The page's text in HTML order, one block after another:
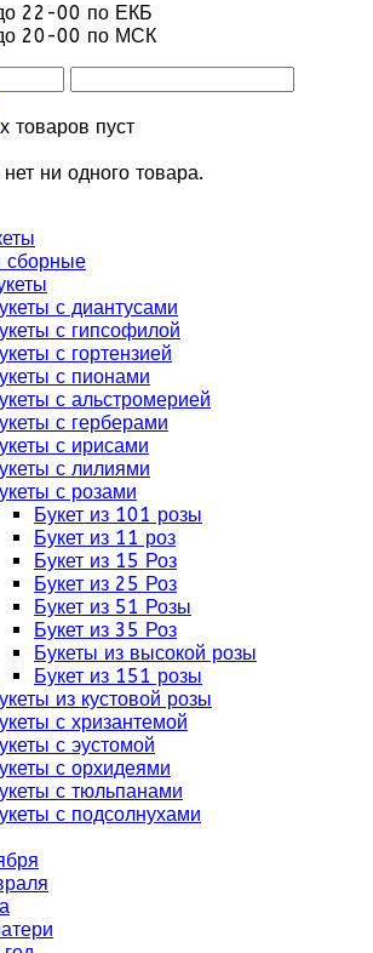
22-00 по ЕКБ
20-00 по МСК
товаров пуст
ни одного товара.
сборные
с диантусами
с гипсофилой
с гортензией
с пионами
с альстромерией
с герберами
с ирисами
с лилиями
с розами
Букет из 101 розы
Букет из 11 роз
Букет из 15 Роз
Букет из 25 Роз
Букет из 51 Розы
Букет из 35 Роз
Букеты из высокой розы
Букет из 151 розы
из кустовой розы
с хризантемой
с эустомой
с орхидеями
с тюльпанами
с подсолнухами